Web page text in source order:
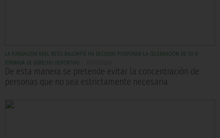
LA FUNDACIÓN REAL BETIS BALOMPIÉ HA DECIDIDO POSPONER LA CELEBRACIÓN DE SU VI
JORNADA DE DERECHO DEPORTIVO
De esta manera se pretende evitar la concentración de
personas que no sea estrictamente necesaria